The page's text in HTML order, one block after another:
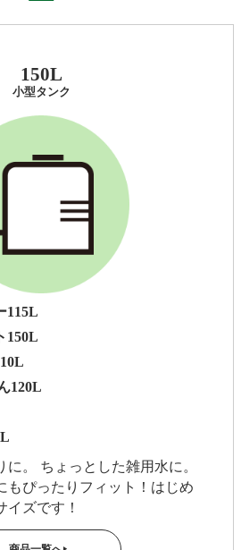
150L
小型タンク
115L
150L
120L
に。 ちょっとした雑用水に。
もぴったりフィット！はじめ
イズです！